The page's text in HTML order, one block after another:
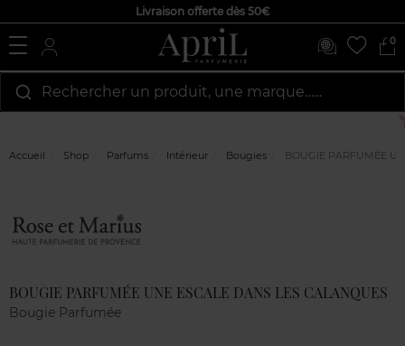
Livraison offerte dès 50€
0
Rechercher un produit, une marque…...
Accueil Shop Parfums Intérieur Bougies BOUGIE PARFUMÉE
BOUGIE PARFUMÉE UNE ESCALE DANS LES CALANQUES
Bougie Parfumée